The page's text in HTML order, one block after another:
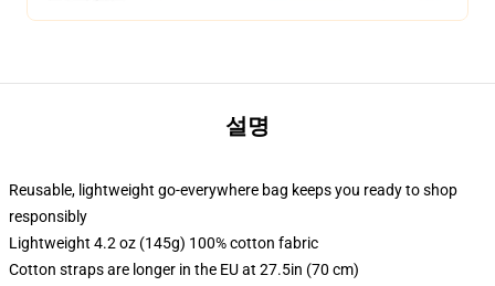
설명
Reusable, lightweight go-everywhere bag keeps you ready to shop
responsibly
Lightweight 4.2 oz (145g) 100% cotton fabric
Cotton straps are longer in the EU at 27.5in (70 cm)